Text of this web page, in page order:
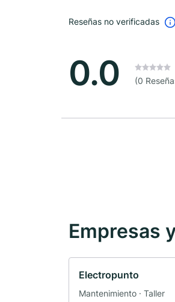
Reseñas no verificadas
0.0 (0
Empresas
Electropunto
Mantenimiento · Taller